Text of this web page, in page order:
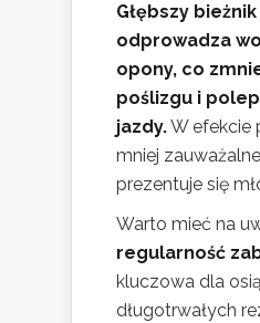
Głębszy
odprowadza
opony, co
poślizgu i
jazdy.W efekcie
mniej
prezentuje się
Warto mieć na
regularność
kluczowa dla
długotrwałych